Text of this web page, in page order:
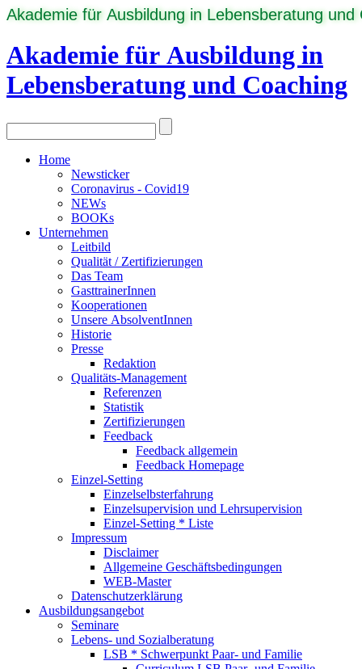
Akademie für Ausbildung in Lebensberatung und
Akademie für Ausbildung in
Lebensberatung und Coaching
Home
Newsticker
Coronavirus - Covid19
NEWs
BOOKs
Unternehmen
Leitbild
Qualität / Zertifizierungen
Das Team
GasttrainerInnen
Kooperationen
Unsere AbsolventInnen
Historie
Presse
Redaktion
Qualitäts-Management
Referenzen
Statistik
Zertifizierungen
Feedback
Feedback allgemein
Feedback Homepage
Einzel-Setting
Einzelselbsterfahrung
Einzelsupervision und Lehrsupervision
Einzel-Setting * Liste
Impressum
Disclaimer
Allgemeine Geschäftsbedingungen
WEB-Master
Datenschutzerklärung
Ausbildungsangebot
Seminare
Lebens- und Sozialberatung
LSB * Schwerpunkt Paar- und Familie